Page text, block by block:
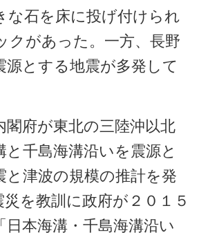
な石を床に投げ付けられ
クがあった。一方、長野
源とする地震が多発して
府が東北の三陸沖以北
と千島海溝沿いを震源と
と津波の規模の推計を発
を教訓に政府が２０１５
日本海溝・千島海溝沿い